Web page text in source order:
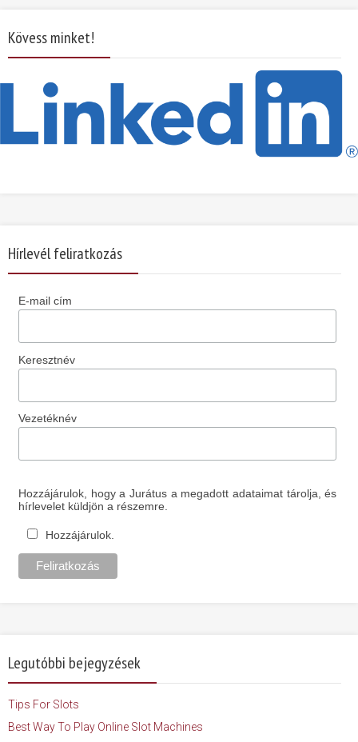
Kövess minket!
Hírlevél feliratkozás
E-mail cím
Keresztnév
Vezetéknév
Hozzájárulok, hogy a Jurátus a megadott adataimat tárolja, és
hírlevelet küldjön a részemre.
Hozzájárulok.
Legutóbbi bejegyzések
Tips For Slots
Best Way To Play Online Slot Machines